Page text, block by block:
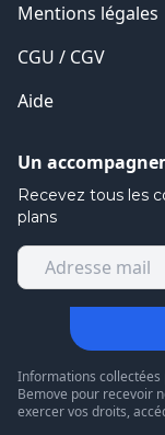
Mentions légales
CGU / CGV
Aide
Un
Recevez tous les
plans
Informations
Bemove pour recevoir
exercer vos droits,